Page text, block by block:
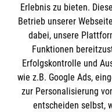
Informationen
Impressum
Datenschutz
Barrierefreiheit
Die Malteser
Erlebnis zu bieten.
Betrieb unserer
dabei, unsere
Funktionen
Erfolgskontrolle und
wie z.B. Google Ads,
zur Personalisierung
entscheiden selbst,